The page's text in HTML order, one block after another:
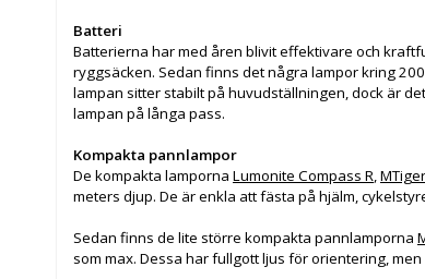
Batteri
Batterierna har med åren blivit effektivare och
ryggsäcken. Sedan finns det några lampor kring
lampan sitter stabilt på huvudställningen, dock är
lampan på långa pass.
Kompakta pannlampor
De kompakta lamporna Lumonite Compass R,
meters djup. De är enkla att fästa på hjälm,
Sedan finns de lite större kompakta pannlamporna
som max. Dessa har fullgott ljus för orientering,